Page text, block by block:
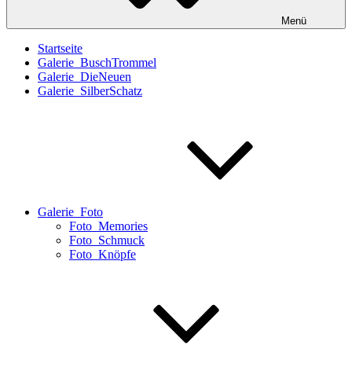
Menü
Startseite
Galerie_BuschTrommel
Galerie_DieNeuen
Galerie_SilberSchatz
Galerie_Foto
Foto_Memories
Foto_Schmuck
Foto_Knöpfe